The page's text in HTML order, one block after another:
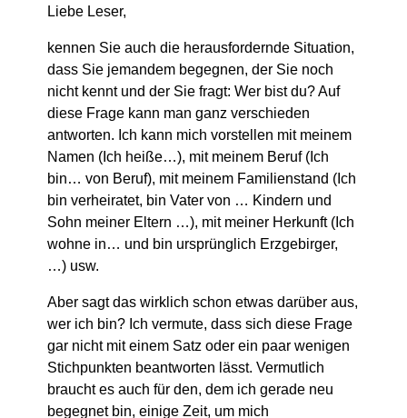
Liebe Leser,
kennen Sie auch die herausfordernde Situation,
dass Sie jemandem begegnen, der Sie noch
nicht kennt und der Sie fragt: Wer bist du? Auf
diese Frage kann man ganz verschieden
antworten. Ich kann mich vorstellen mit meinem
Namen (Ich heiße…), mit meinem Beruf (Ich
bin… von Beruf), mit meinem Familienstand (Ich
bin verheiratet, bin Vater von … Kindern und
Sohn meiner Eltern …), mit meiner Herkunft (Ich
wohne in… und bin ursprünglich Erzgebirger,
…) usw.
Aber sagt das wirklich schon etwas darüber aus,
wer ich bin? Ich vermute, dass sich diese Frage
gar nicht mit einem Satz oder ein paar wenigen
Stichpunkten beantworten lässt. Vermutlich
braucht es auch für den, dem ich gerade neu
begegnet bin, einige Zeit, um mich